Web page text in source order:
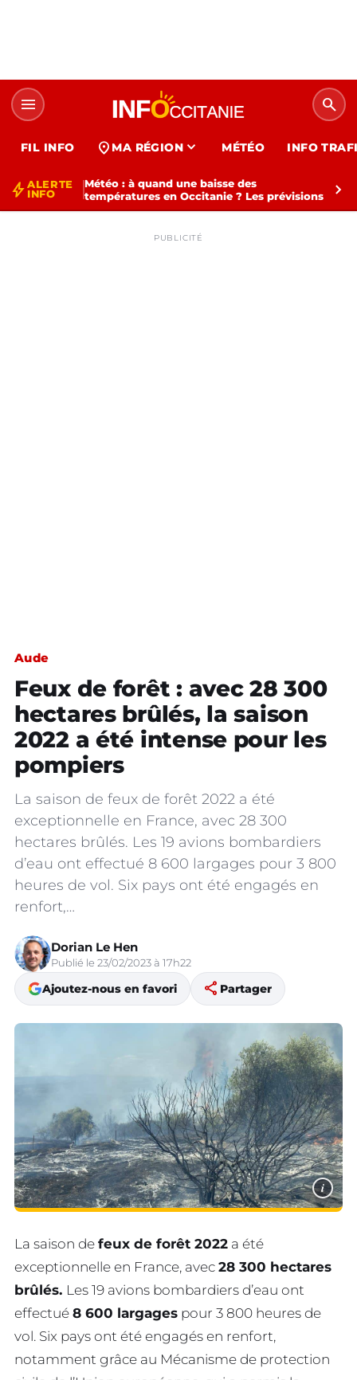
menu search
FIL INFO location_on MA RÉGION expand_more MÉTÉO INFO
bolt ALERTE
INFO
Météo : à quand une baisse des
températures en Occitanie ? Les prévisions
chevron_right
PUBLICITÉ
Aude
Feux de forêt : avec 28 300
hectares brûlés, la saison
2022 a été intense pour les
pompiers
La saison de feux de forêt 2022 a été
exceptionnelle en France, avec 28 300
hectares brûlés. Les 19 avions bombardiers
d’eau ont effectué 8 600 largages pour 3 800
heures de vol. Six pays ont été engagés en
renfort,…
Dorian Le Hen
Publié le 23/02/2023 à 17h22
Ajoutez-nous en favori share Partager
i
La saison de feux de forêt 2022 a été
exceptionnelle en France, avec 28 300 hectares
brûlés. Les 19 avions bombardiers d’eau ont
effectué 8 600 largages pour 3 800 heures de
vol. Six pays ont été engagés en renfort,
notamment grâce au Mécanisme de protection